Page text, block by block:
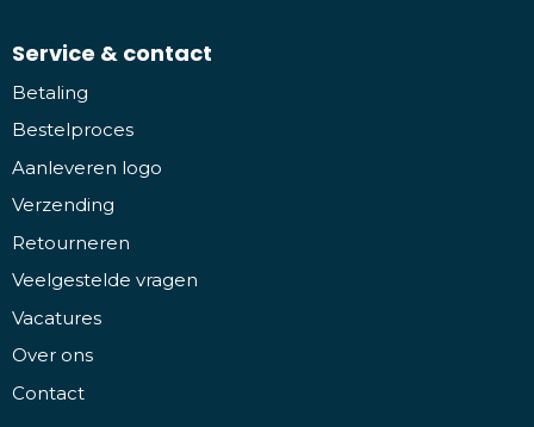
Service & contact
Betaling
Bestelproces
Aanleveren logo
Verzending
Retourneren
Veelgestelde vragen
Vacatures
Over ons
Contact